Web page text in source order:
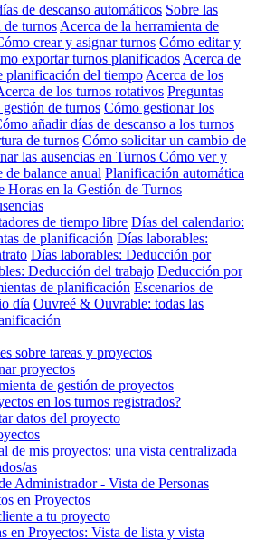
de descanso automáticos Sobre las
de turnos Acerca de la herramienta de
crear y asignar turnos Cómo editar y
exportar turnos planificados Acerca de
planificación del tiempo Acerca de los
de los turnos rotativos Preguntas
de turnos Cómo gestionar los
añadir días de descanso a los turnos
de turnos Cómo solicitar un cambio de
las ausencias en Turnos Cómo ver y
balance anual Planificación automática
Horas en la Gestión de Turnos
de tiempo libre Días del calendario:
de planificación Días laborables:
Días laborables: Deducción por
Deducción del trabajo Deducción por
de planificación Escenarios de
día Ouvreé & Ouvrable: todas las
sobre tareas y proyectos
proyectos
de gestión de proyectos
en los turnos registrados?
datos del proyecto
de mis proyectos: una vista centralizada
as
Administrador - Vista de Personas
en Proyectos
a tu proyecto
en Proyectos: Vista de lista y vista